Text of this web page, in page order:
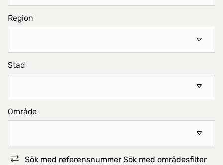
Region
Stad
Område
Sök med referensnummer Sök med områdesfilter